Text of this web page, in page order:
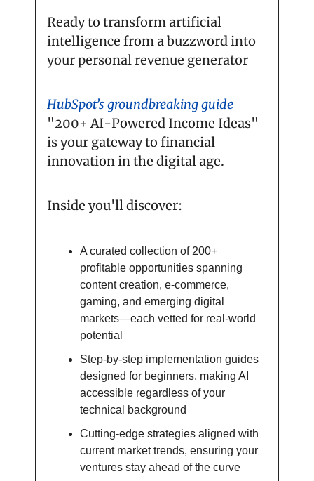
Ready to transform artificial
intelligence from a buzzword into
your personal revenue generator
HubSpot’s groundbreaking guide
"200+ AI-Powered Income Ideas"
is your gateway to financial
innovation in the digital age.
Inside you'll discover:
A curated collection of 200+
profitable opportunities spanning
content creation, e-commerce,
gaming, and emerging digital
markets—each vetted for real-world
potential
Step-by-step implementation guides
designed for beginners, making AI
accessible regardless of your
technical background
Cutting-edge strategies aligned with
current market trends, ensuring your
ventures stay ahead of the curve